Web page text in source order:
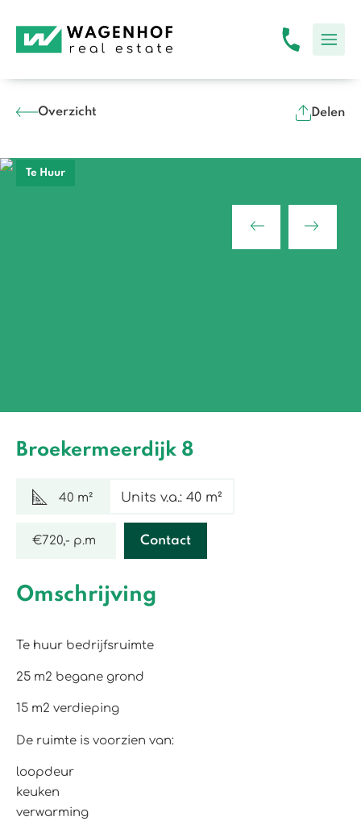
Overzicht Delen
Te Huur
Broekermeerdijk 8
40 m² Units v.a.: 40 m²
€720,- p.m Contact
Omschrijving
Te huur bedrijfsruimte
25 m2 begane grond
15 m2 verdieping
De ruimte is voorzien van:
loopdeur
keuken
verwarming